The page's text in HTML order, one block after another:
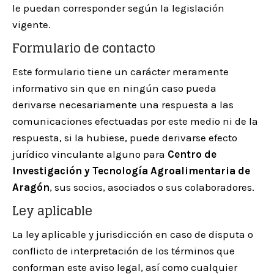
le puedan corresponder según la legislación
vigente.
Formulario de contacto
Este formulario tiene un carácter meramente
informativo sin que en ningún caso pueda
derivarse necesariamente una respuesta a las
comunicaciones efectuadas por este medio ni de la
respuesta, si la hubiese, puede derivarse efecto
jurídico vinculante alguno para Centro de
Investigación y Tecnología Agroalimentaria de
Aragón, sus socios, asociados o sus colaboradores.
Ley aplicable
La ley aplicable y jurisdicción en caso de disputa o
conflicto de interpretación de los términos que
conforman este aviso legal, así como cualquier